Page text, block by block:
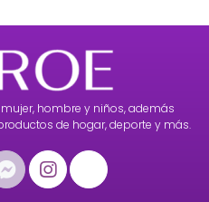
hombre y niños, además
de hogar, deporte y más.